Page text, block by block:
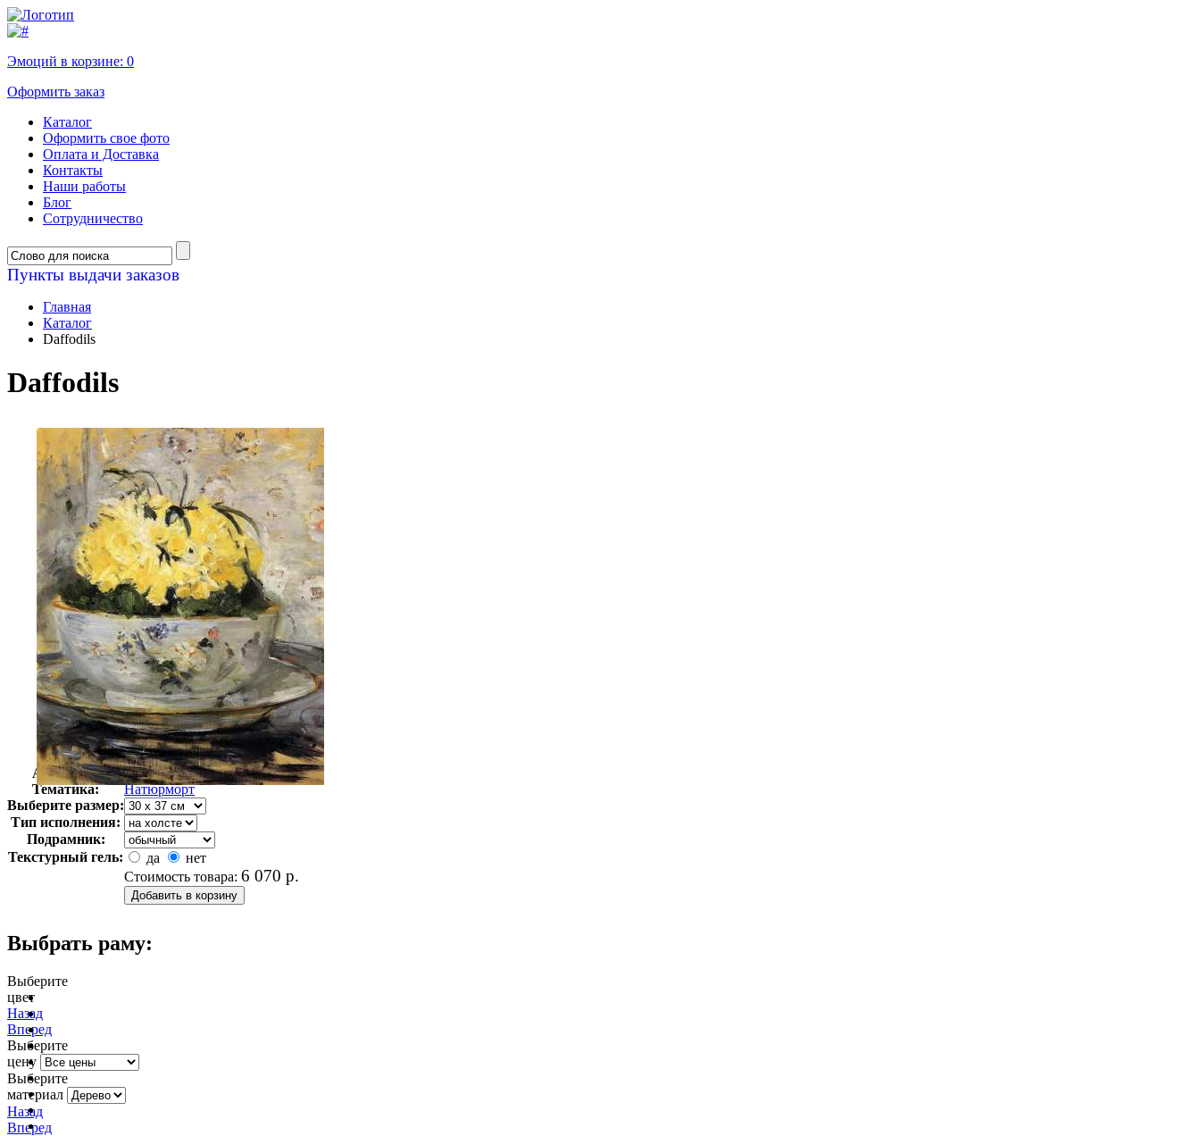
Эмоций в корзине: 0
Оформить заказ
Каталог
Оформить свое фото
Оплата и Доставка
Контакты
Наши работы
Блог
Сотрудничество
Пункты выдачи заказов
Главная
Каталог
Daffodils
Daffodils
Автор:
Моризо Берта
Арт-стиль
Импрессионизм
Тематика:
Натюрморт
Выберите размер:
Тип исполнения:
Подрамник:
Текстурный гель:
да
нет
Стоимость товара: 6 070 р.
Выбрать раму:
Выберите
цвет
Назад
Вперед
Выберите
цену
Выберите
материал
Назад
Вперед